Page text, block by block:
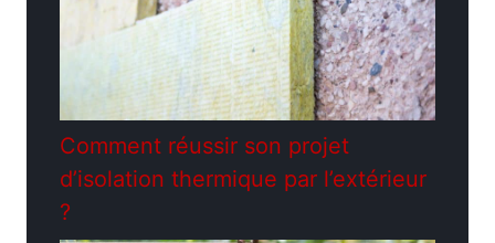
Comment réussir son projet
d’isolation thermique par l’extérieur
?